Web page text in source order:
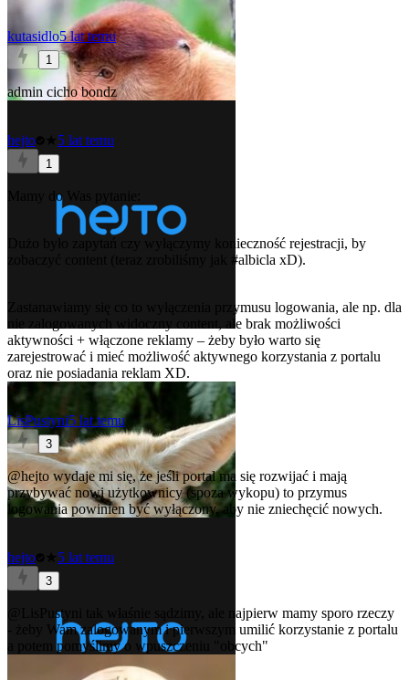
kutasidlo5 lat temu
1
admin cicho bondz
hejto 5 lat temu
1
Mamy do Was pytanie:
Dużo było zapytań czy wyłączymy konieczność rejestracji, by
#albicla xD).
Zastanawiamy się co to wyłączenia przymusu logowania, ale np. dla
nie zalogowanych widoczny content, ale brak możliwości
aktywności + włączone reklamy – żeby było warto się
zarejestrować i mieć możliwość aktywnego korzystania z portalu
oraz nie posiadania reklam XD.
LisPustyni5 lat temu
3
@hejto wydaje mi się, że jeśli portal ma się rozwijać i mają
przybywać nowi użytkownicy (spoza wykopu) to przymus
logowania powinien być wyłączony, aby nie zniechęcić nowych.
hejto 5 lat temu
3
@LisPustyni
tak właśnie sądzimy, ale najpierw mamy sporo rzeczy
- żeby Wam zalogowanym i pierwszym umilić korzystanie z portalu
a potem pomyślimy o wpuszczeniu "obcych"